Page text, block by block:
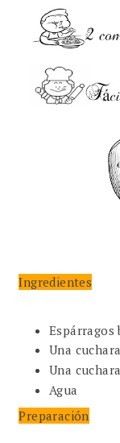
Ingredientes
Espárragos
Una
Una
Agua
Preparación